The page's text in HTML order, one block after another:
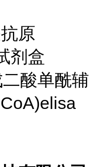
原
剂盒
酸单酰辅